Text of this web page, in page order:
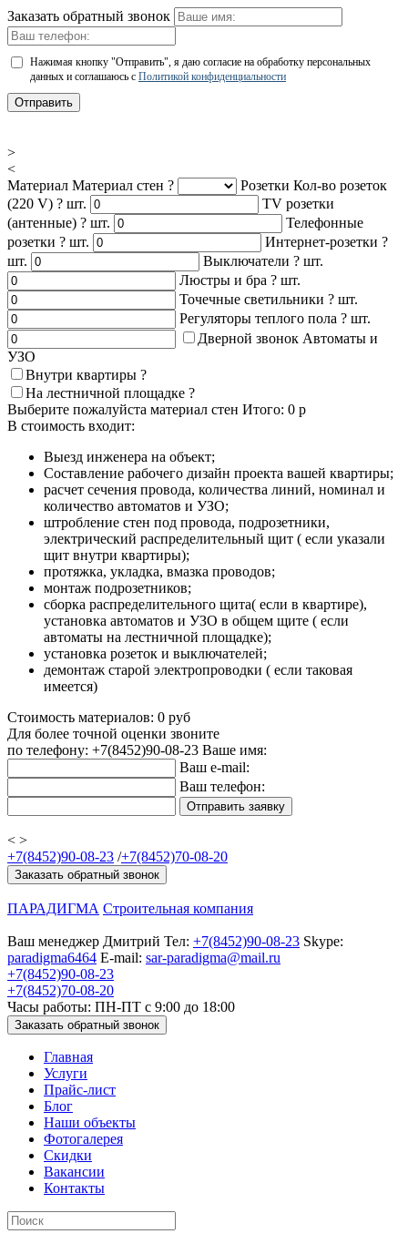
Заказать обратный звонок
Нажимая кнопку "Отправить", я даю согласие на обработку персональных
данных и соглашаюсь с Политикой конфиденциальности
Отправить
>
<
Материал Материал стен ? Розетки Кол-во розеток
(220 V) ? шт.
TV розетки
(антенные) ? шт.
Телефонные
розетки ? шт. Интернет-розетки ?
шт.
Выключатели ? шт.
Люстры и бра ? шт.
Точечные светильники ? шт.
Регуляторы теплого пола ? шт.
Дверной звонок Автоматы и
УЗО
Внутри квартиры ?
На лестничной площадке ?
Выберите пожалуйста материал стен Итого: 0 р
В стоимость входит:
Выезд инженера на объект;
Составление рабочего дизайн проекта вашей квартиры;
расчет сечения провода, количества линий, номинал и
количество автоматов и УЗО;
штробление стен под провода, подрозетники,
электрический распределительный щит ( если указали
щит внутри квартиры);
протяжка, укладка, вмазка проводов;
монтаж подрозетников;
сборка распределительного щита( если в квартире),
установка автоматов и УЗО в общем щите ( если
автоматы на лестничной площадке);
установка розеток и выключателей;
демонтаж старой электропроводки ( если таковая
имеется)
Стоимость материалов: 0 руб
Для более точной оценки звоните
по телефону: +7(8452)90-08-23 Ваше имя:
Ваш e-mail:
Ваш телефон:
< >
+7(8452)90-08-23 /+7(8452)70-08-20
Заказать обратный звонок
ПАРАДИГМА Строительная компания
Ваш менеджер Дмитрий Тел: +7(8452)90-08-23 Skype:
paradigma6464 E-mail: sar-paradigma@mail.ru
+7(8452)90-08-23
+7(8452)70-08-20
Часы работы: ПН-ПТ с 9:00 до 18:00
Заказать обратный звонок
Главная
Услуги
Прайс-лист
Блог
Наши объекты
Фотогалерея
Скидки
Вакансии
Контакты